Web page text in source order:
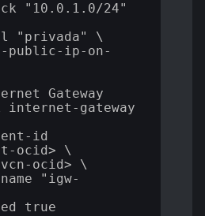
"10.0.1.0/24"
"privada" \
ip-on-
Gateway
internet-gateway
id
ocid> \
ocid> \
"igw-
true